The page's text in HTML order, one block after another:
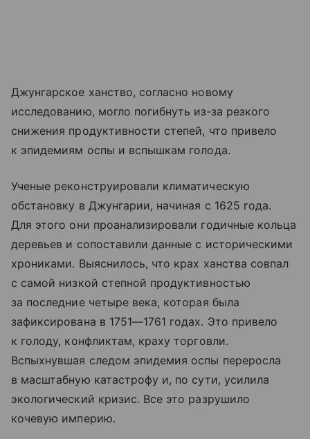
Джунгарское ханство, согласно новому
исследованию, могло погибнуть из‑за резкого
снижения продуктивности степей, что привело
к эпидемиям оспы и вспышкам голода.
Ученые реконструировали климатическую
обстановку в Джунгарии, начиная с 1625 года.
Для этого они проанализировали годичные кольца
деревьев и сопоставили данные с историческими
хрониками. Выяснилось, что крах ханства совпал
с самой низкой степной продуктивностью
за последние четыре века, которая была
зафиксирована в 1751—1761 годах. Это привело
к голоду, конфликтам, краху торговли.
Вспыхнувшая следом эпидемия оспы переросла
в масштабную катастрофу и, по сути, усилила
экологический кризис. Все это разрушило
кочевую империю.